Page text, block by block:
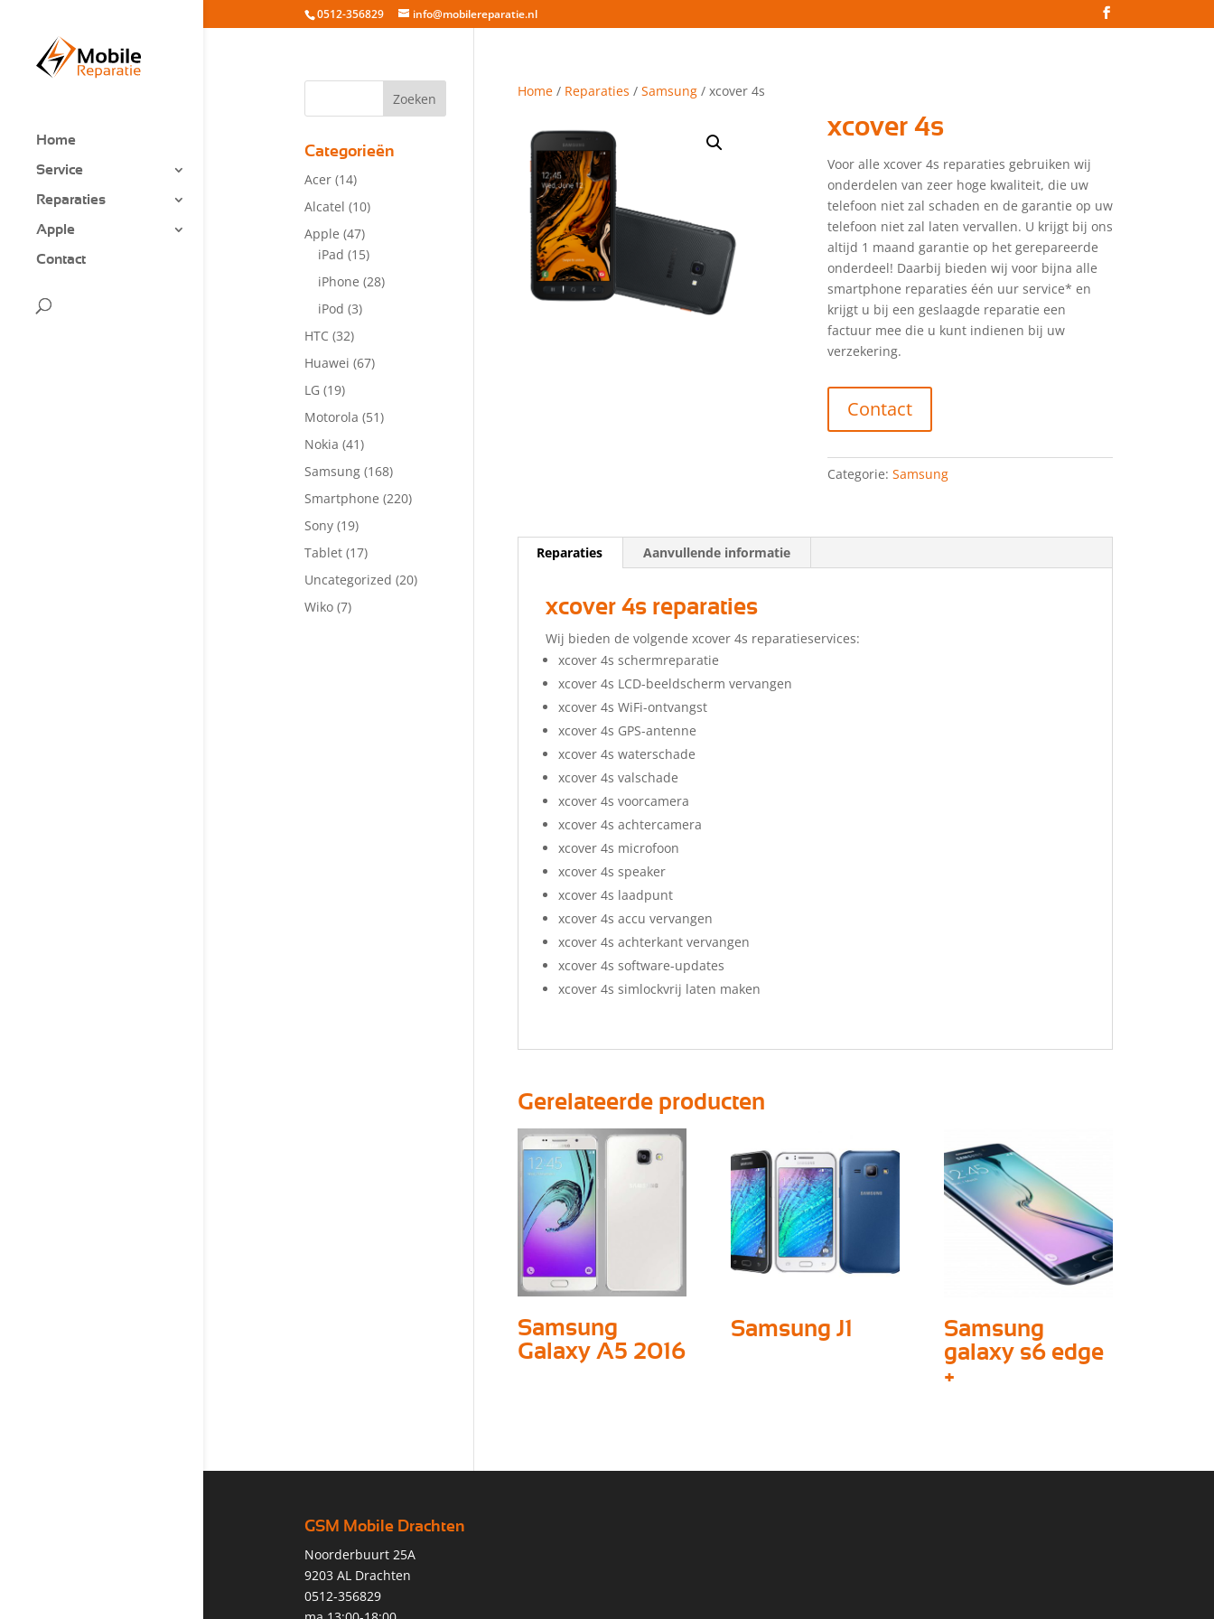
0512-356829 info@mobilereparatie.nl
Home
Service
Reparaties
Apple
Contact
Home / Reparaties /Samsung / xcover 4s
xcover 4s
Voor alle xcover 4s reparaties gebruiken wij
onderdelen van zeer hoge kwaliteit, die uw
telefoon niet zal schaden en de garantie op uw
telefoon niet zal laten vervallen. U krijgt bij ons
altijd 1 maand garantie op het gerepareerde
onderdeel! Daarbij bieden wij voor bijna alle
smartphone reparaties één uur service* en
krijgt u bij een geslaagde reparatie een
factuur mee die u kunt indienen bij uw
verzekering.
Contact
Categorie: Samsung
Reparaties Aanvullende informatie
xcover 4s reparaties
Wij bieden de volgende xcover 4s reparatieservices:
xcover 4s schermreparatie
xcover 4s LCD-beeldscherm vervangen
xcover 4s WiFi-ontvangst
xcover 4s GPS-antenne
xcover 4s waterschade
xcover 4s valschade
xcover 4s voorcamera
xcover 4s achtercamera
xcover 4s microfoon
xcover 4s speaker
xcover 4s laadpunt
xcover 4s accu vervangen
xcover 4s achterkant vervangen
xcover 4s software-updates
xcover 4s simlockvrij laten maken
Gerelateerde producten
Samsung
Galaxy A5 2016
Samsung J1
Samsung
galaxy s6 edge
+
Categorieën
Acer (14)
Alcatel (10)
Apple (47)
iPad (15)
iPhone (28)
iPod (3)
HTC (32)
Huawei (67)
LG (19)
Motorola (51)
Nokia (41)
Samsung (168)
Smartphone (220)
Sony (19)
Tablet (17)
Uncategorized (20)
Wiko (7)
GSM Mobile Drachten
Noorderbuurt 25A
9203 AL Drachten
0512-356829